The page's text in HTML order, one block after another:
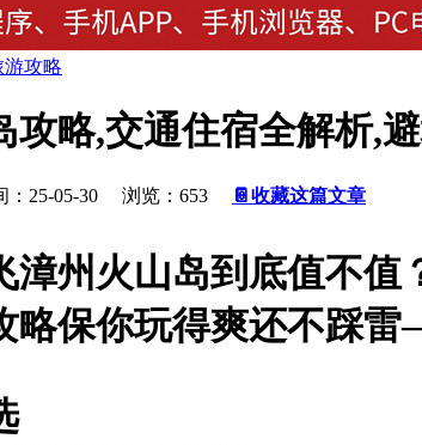
游攻略
攻略,交通住宿全解析,
25-05-30 浏览：653 📔收藏这篇文章
漳州火山岛到底值不
略保你玩得爽还不踩